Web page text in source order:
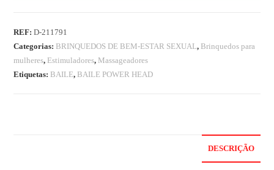
REF:D-211791
Categorias: BRINQUEDOS DE BEM-ESTAR SEXUAL, Brinquedos para
mulheres, Estimuladores, Massageadores
Etiquetas: BAILE, BAILE POWER HEAD
DESCRIÇÃO